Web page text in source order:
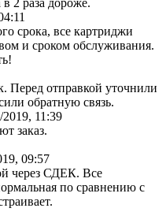
срока, все картриджи
и сроком обслуживания.
Перед отправкой уточнили
обратную связь.
2019, 11:39
заказ.
09:57
через СДЕК. Все
по сравнению с